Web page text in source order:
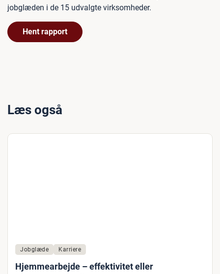
jobglæden i de 15 udvalgte virksomheder.
Hent rapport
Læs også
Jobglæde Karriere
Hjemmearbejde – effektivitet eller